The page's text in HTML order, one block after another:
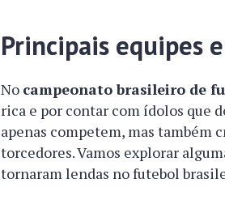
Principais equipes
No campeonato brasileiro de
rica e por contar com ídolos que
apenas competem, mas também
torcedores. Vamos explorar
tornaram lendas no futebol